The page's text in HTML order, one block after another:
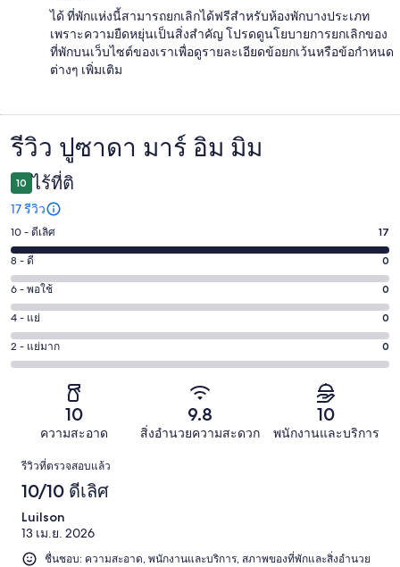
ได้ ที่พักแห่งนี้สามารถยกเลิกได้ฟรีสำหรับห้องพักบางประเภท
เพราะความยืดหยุ่นเป็นสิ่งสำคัญ โปรดดูนโยบายการยกเลิกของ
ที่พักบนเว็บไซต์ของเราเพื่อดูรายละเอียดข้อยกเว้นหรือข้อกำหนด
ต่างๆ เพิ่มเติม
รีวิว
รีวิว ปูซาดา มาร์ อิม มิม
10 ไร้ที่ติ
17 รีวิว
คะแนน
10
-
ดี
เลิศ
17
จาก
10 - ดีเลิศ 17
คะแนน
8
-
ดี
0
จาก
8 - ดี 0
คะแนน
6
-
พอใช้
0
6 - พอใช้ 0
คะแนน
4
-
รีวิว
4 - แย่ 0
คะแนน
2
จาก
รีวิว
2 - แย่มาก 0
10
ความสะอาด
9.8
สิ่งอำนวยความสะดวก
10
พนักงานและบริการ
รีวิว
รีวิวที่ตรวจสอบแล้ว
10/10 ดีเลิศ
Luilson
13 เม.ย. 2026
ชื่นชอบ: ความสะอาด, พนักงานและบริการ, สภาพของที่พักและสิ่งอำนวย